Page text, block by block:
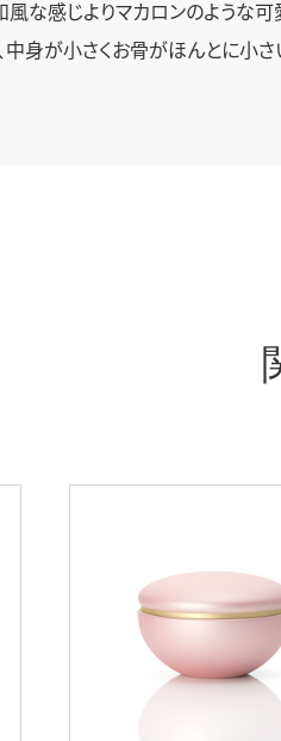
風な感じよりマカロンのような可
中身が小さくお骨がほんとに小さ